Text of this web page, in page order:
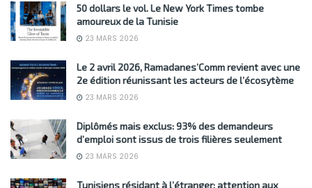
50 dollars le vol. Le New York Times tombe
amoureux de la Tunisie
23 MARS 2026
Le 2 avril 2026, Ramadanes’Comm revient avec une
2e édition réunissant les acteurs de l’écosytème
23 MARS 2026
Diplômés mais exclus: 93% des demandeurs
d’emploi sont issus de trois filières seulement
23 MARS 2026
Tunisiens résidant à l’étranger: attention aux